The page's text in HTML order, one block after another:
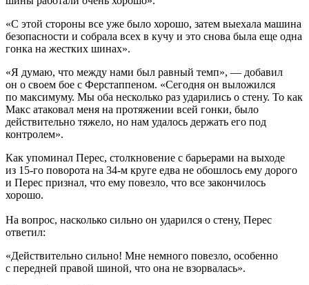
«С этой стороны все уже было хорошо, затем выехала машина
безопасности и собрала всех в кучу и это снова была еще одна
гонка на жестких шинах».
«Я думаю, что между нами был равный темп», — добавил
он о своем бое с Ферстаппеном. «Сегодня он выложился
по максимуму. Мы оба несколько раз ударились о стену. То как
Макс атаковал меня на протяжении всей гонки, было
действительно тяжело, но нам удалось держать его под
контролем».
Как упоминал Перес, столкновение с барьерами на выходе
из 15-го поворота на 34-м круге едва не обошлось ему дорого
и Перес признал, что ему повезло, что все закончилось
хорошо.
На вопрос, насколько сильно он ударился о стену, Перес
ответил:
«Действительно сильно! Мне немного повезло, особенно
с передней правой шиной, что она не взорвалась».